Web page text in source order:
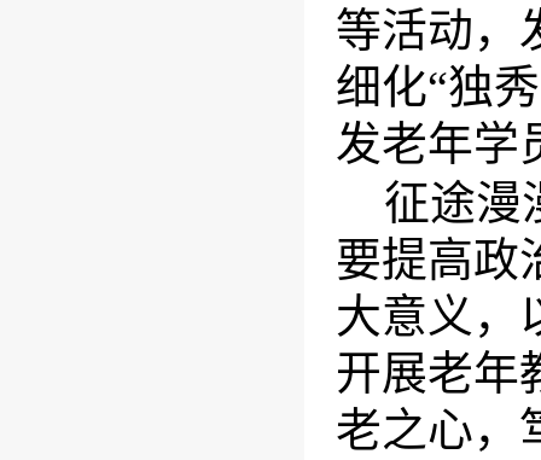
等活动，
细化“独
发老年学
征途漫
要提高政
大意义，
开展老年
老之心，